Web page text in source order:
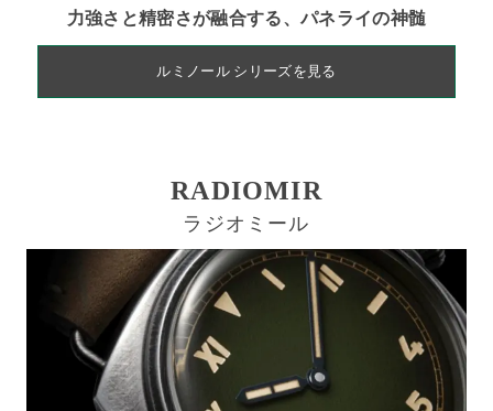
力強さと精密さが融合する、パネライの神髄
ルミノール シリーズを見る
RADIOMIR
ラジオミール